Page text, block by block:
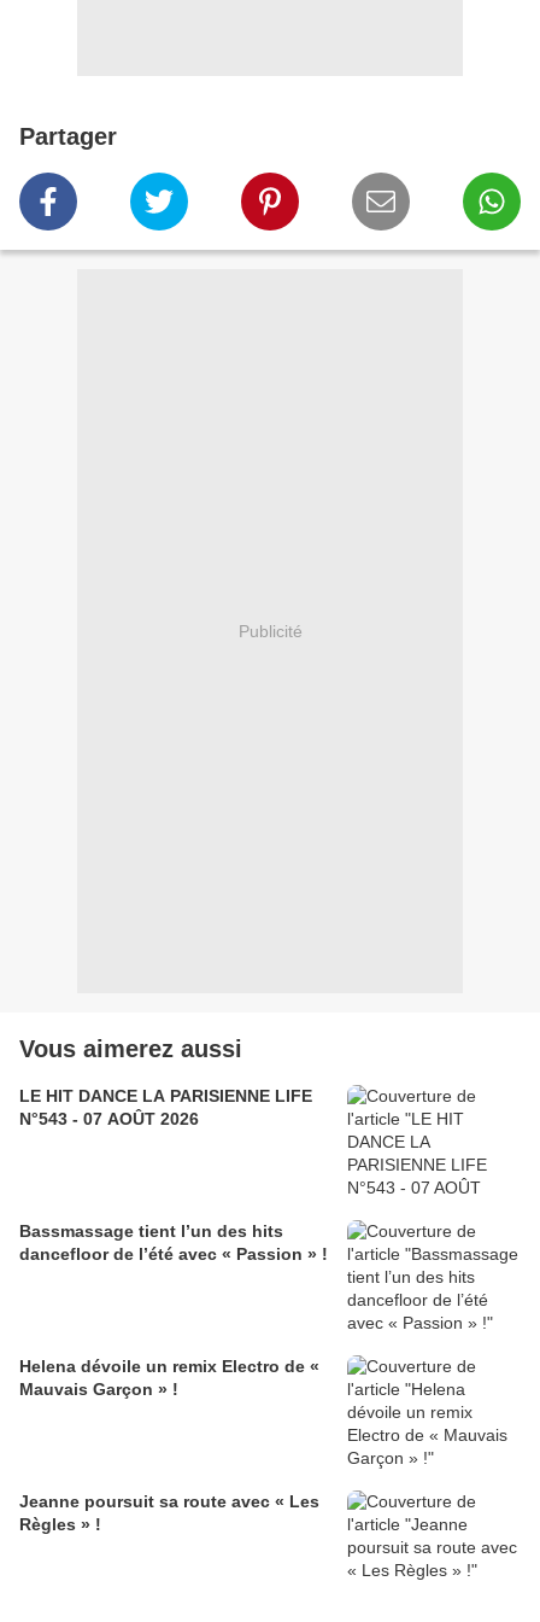
Partager
Publicité
Vous aimerez aussi
LE HIT DANCE LA PARISIENNE LIFE
N°543 - 07 AOÛT 2026
Bassmassage tient l’un des hits
dancefloor de l’été avec « Passion » !
Helena dévoile un remix Electro de «
Mauvais Garçon » !
Jeanne poursuit sa route avec « Les
Règles » !